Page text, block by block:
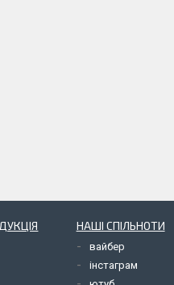
НАШІ СПІЛЬНОТИ
вайбер
інстаграм